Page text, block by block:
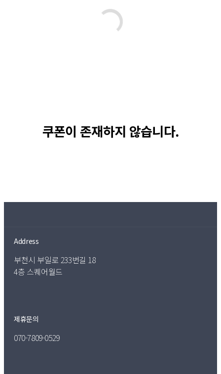
쿠폰이 존재하지 않습니다.
Address
부천시 부일로 233번길 18
4층 스퀘어월드
제휴문의
070-7809-0529